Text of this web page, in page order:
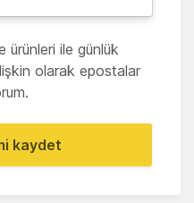
ürünleri ile günlük
olarak epostalar
kaydet